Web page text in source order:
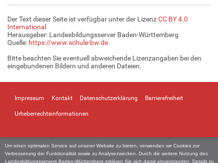
Um einen optimalen Service auf unserer Website zu bieten, verwenden wir Cookies zur
Verbesserung der Funktionalität sowie zu Analysezwecken. Durch die weitere Nutzung des
Landesbildungsservers Baden-Württemberg erklären Sie sich damit einverstanden. Details zu
Der Text dieser Seite ist verfügbar unter der LizenzCC BY 4.0
International
Herausgeber: Landesbildungsserver Baden-Württemberg
Quelle: https://www.schule-bw.de
Bitte beachten Sie eventuell abweichende Lizenzangaben bei den
eingebundenen Bildern und anderen Dateien.
Impressum Kontakt Datenschutzerklärung Barrierefreiheit
Urheberrechtsinformationen